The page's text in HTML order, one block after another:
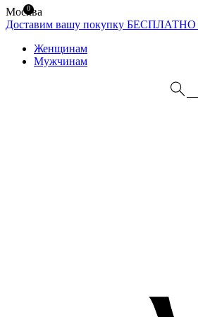
Москва
Доставим вашу покупку БЕСПЛАТНО
Женщинам
Мужчинам
0